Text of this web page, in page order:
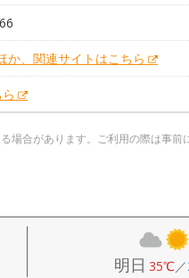
か、関連サイトはこちら
合があります。ご利用の際は事前
明日 35℃／